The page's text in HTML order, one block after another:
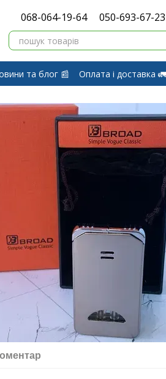
068-064-19-64 050-693-67-23
та блог 📰 Оплата і доставка 🚛
⭐
Договір публічної оферти